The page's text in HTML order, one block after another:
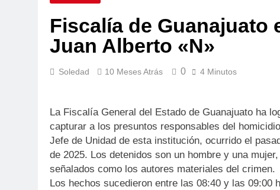
Fiscalía de Guanajuato
Juan Alberto «N»
Soledad 10 Meses Atrás 0 4 Minutos
La Fiscalía General del Estado de Guanajuato ha
capturar a los presuntos responsables del
Jefe de Unidad de esta institución, ocurrido el
de 2025. Los detenidos son un hombre y una
señalados como los autores materiales del crimen.
Los hechos sucedieron entre las 08:40 y las 09:00